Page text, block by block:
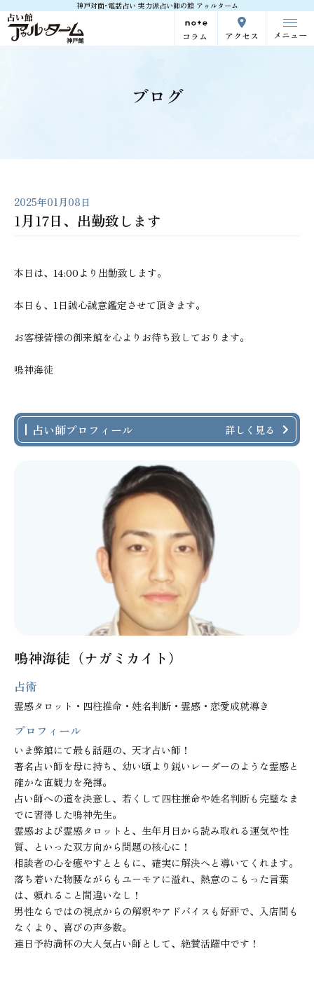
神戸対面･電話占い 実力派占い師の館 アゥルターム
コラム アクセス メニュー
ブログ
2025年01月08日
1月17日、出勤致します
本日は、14:00より出勤致します。
本日も、1日誠心誠意鑑定させて頂きます。
お客様皆様の御来館を心よりお待ち致しております。
鳴神海徒
占い師プロフィール 詳しく見る
鳴神海徒（ナガミカイト）
占術
霊感タロット・四柱推命・姓名判断・霊感・恋愛成就導き
プロフィール
いま弊館にて最も話題の、天才占い師！
著名占い師を母に持ち、幼い頃より鋭いレーダーのような霊感と
確かな直観力を発揮。
占い師への道を決意し、若くして四柱推命や姓名判断も完璧なま
でに習得した鳴神先生。
霊感および霊感タロットと、生年月日から読み取れる運気や性
質、といった双方向から問題の核心に！
相談者の心を癒やすとともに、確実に解決へと導いてくれます。
落ち着いた物腰ながらもユーモアに溢れ、熱意のこもった言葉
は、頼れること間違いなし！
男性ならではの視点からの解釈やアドバイスも好評で、入店間も
なくより、喜びの声多数。
連日予約満杯の大人気占い師として、絶賛活躍中です！